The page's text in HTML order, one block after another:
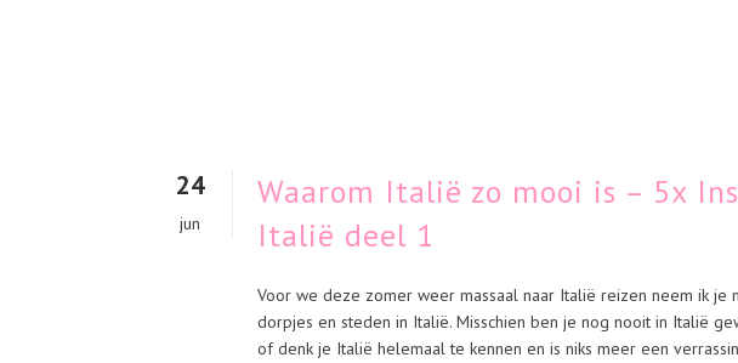
24
jun
Waarom Italië zo mooi is – 5x
Italië deel 1
Voor we deze zomer weer massaal naar Italië reizen neem ik je
dorpjes en steden in Italië. Misschien ben je nog nooit in Italië
of denk je Italië helemaal te kennen en is niks meer een